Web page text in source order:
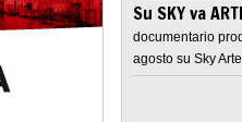
Su SKY va
documentario
agosto su Sky Arte